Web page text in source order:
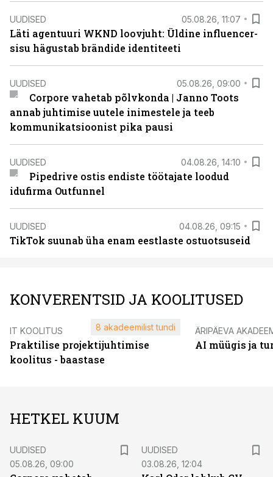
UUDISED 05.08.26, 11:07
Läti agentuuri WKND loovjuht: Üldine influencer-
sisu hägustab brändide identiteeti
UUDISED 05.08.26, 09:00
Corpore vahetab põlvkonda | Janno Toots
annab juhtimise uutele inimestele ja teeb
kommunikatsioonist pika pausi
UUDISED 04.08.26, 14:10
Pipedrive ostis endiste töötajate loodud
idufirma Outfunnel
UUDISED 04.08.26, 09:15
TikTok suunab üha enam eestlaste ostuotsuseid
KONVERENTSID JA KOOLITUSED
IT KOOLITUS
Praktilise projektijuhtimise
koolitus - baastase
8 akadeemilist tundi ÄRIPÄEVA
AI müügis ja
HETKEL KUUM
UUDISED
05.08.26, 09:00
UUDISED
03.08.26, 12:04